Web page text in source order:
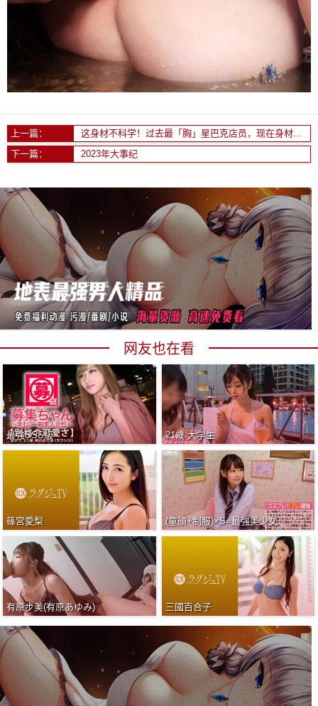
上一篇：
这身材不科学！过去最「胸」星巴克店员，现在身材火辣到让人无法移开视线！
下一篇：
2023年大事纪
网友也在看
最強SSS級 21歳 大学生
篠宮愛梨 (童顔+制服)×S=最強美少女
有原步美(有原あゆみ) 三國百合子